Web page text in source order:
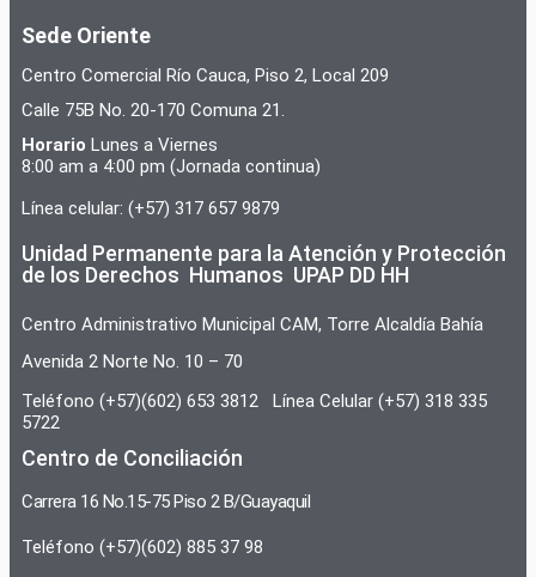
Sede Oriente
Centro Comercial Río Cauca, Piso 2, Local 209
Calle 75B No. 20-170 Comuna 21.
Horario Lunes a Viernes
8:00 am a 4:00 pm (Jornada continua)
Línea celular: (+57) 317 657 9879
Unidad Permanente para la Atención y Protección
de los Derechos Humanos UPAP DD HH
Centro Administrativo Municipal CAM, Torre Alcaldía Bahía
Avenida 2 Norte No. 10 – 70
Teléfono (+57)(602) 653 3812 Línea Celular (+57) 318 335
5722
Centro de Conciliación
Carrera 16 No.15-75 Piso 2 B/Guayaquil
Teléfono (+57)(602) 885 37 98